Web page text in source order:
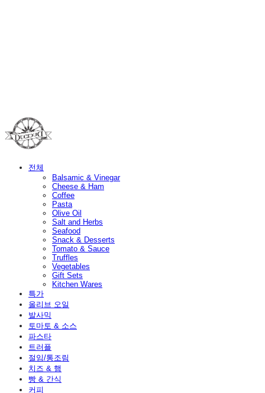
전체
Balsamic & Vinegar
Cheese & Ham
Coffee
Pasta
Olive Oil
Salt and Herbs
Seafood
Snack & Desserts
Tomato & Sauce
Truffles
Vegetables
Gift Sets
Kitchen Wares
특가
올리브 오일
발사믹
토마토 & 소스
파스타
트러플
절임/통조림
치즈 & 햄
빵 & 간식
커피